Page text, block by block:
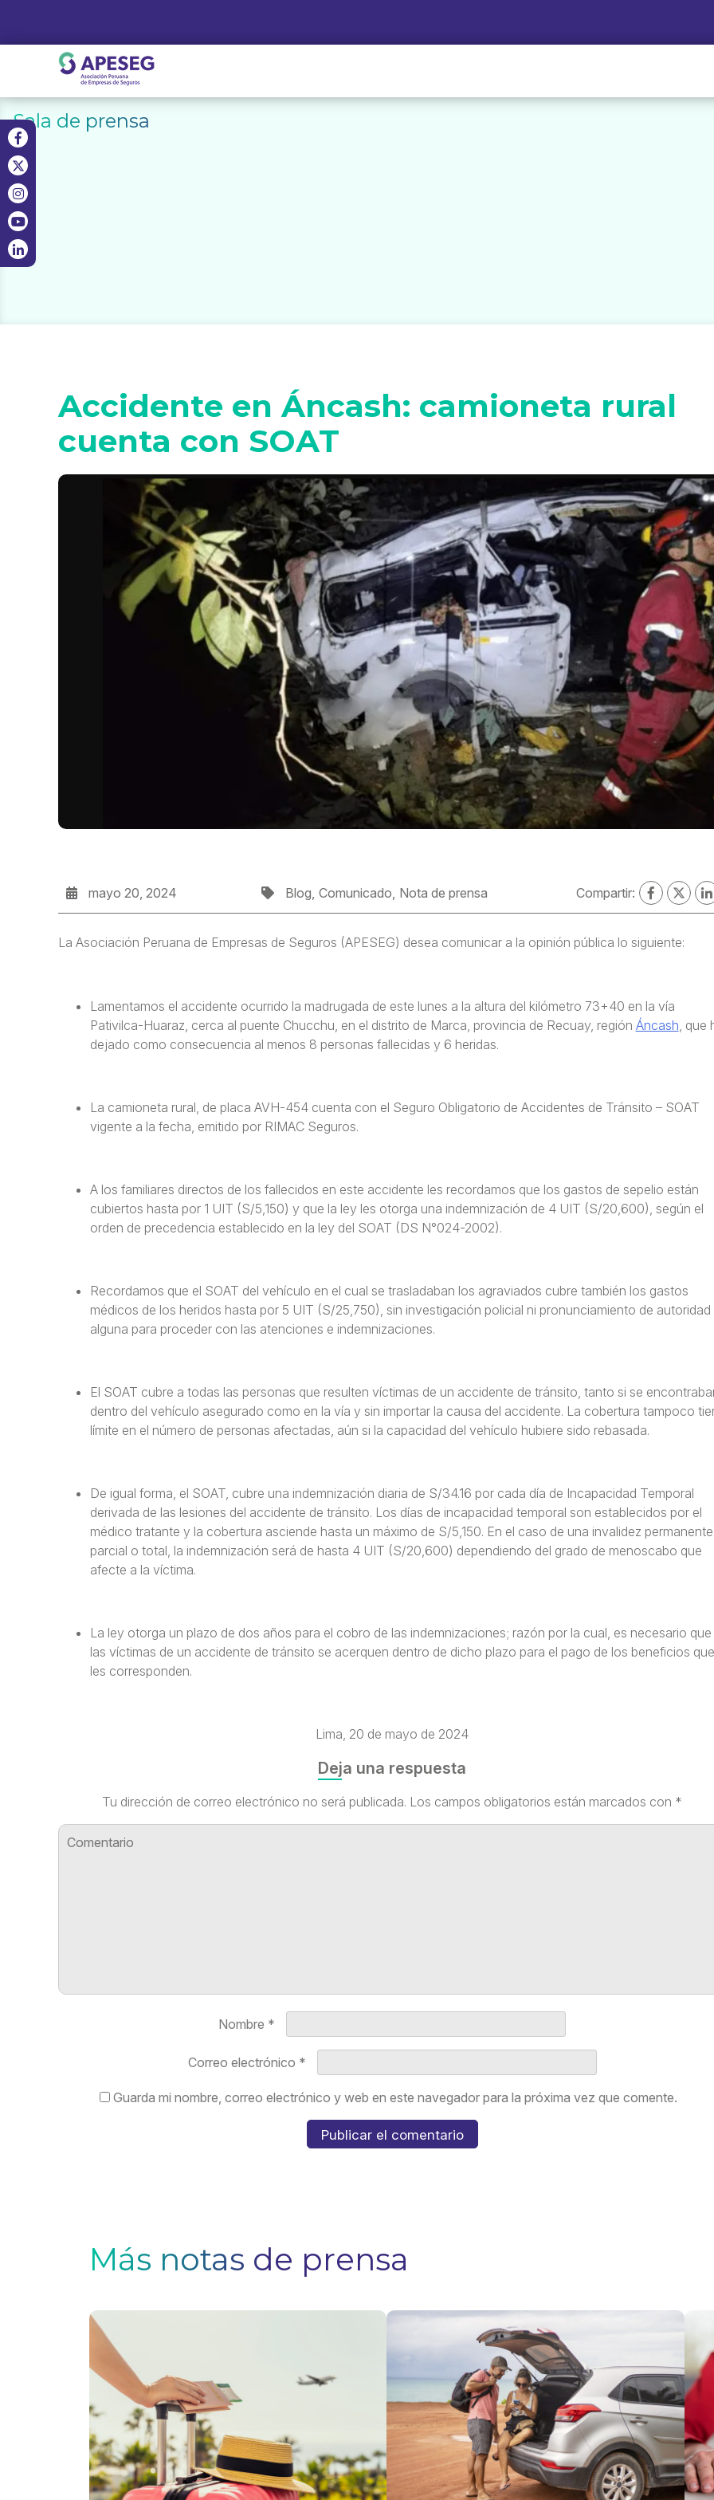
content
APESEG
Sala de prensa
Accidente en Áncash: camioneta rural
cuenta con SOAT
mayo 20, 2024 Blog Comunicado Nota de prensa Compartir:
La Asociación Peruana de Empresas de Seguros (APESEG) desea comunicar a la opinión pública lo siguiente:
Lamentamos el accidente ocurrido la madrugada de este lunes a la altura del kilómetro 73+40 en la vía
Pativilca-Huaraz, cerca al puente Chucchu, en el distrito de Marca, provincia de Recuay, región Áncash, que
dejado como consecuencia al menos 8 personas fallecidas y 6 heridas.
La camioneta rural, de placa AVH-454 cuenta con el Seguro Obligatorio de Accidentes de Tránsito – SOAT
vigente a la fecha, emitido por RIMAC Seguros.
A los familiares directos de los fallecidos en este accidente les recordamos que los gastos de sepelio están
cubiertos hasta por 1 UIT (S/5,150) y que la ley les otorga una indemnización de 4 UIT (S/20,600), según el
orden de precedencia establecido en la ley del SOAT (DS N°024-2002).
Recordamos que el SOAT del vehículo en el cual se trasladaban los agraviados cubre también los gastos
médicos de los heridos hasta por 5 UIT (S/25,750), sin investigación policial ni pronunciamiento de autoridad
alguna para proceder con las atenciones e indemnizaciones.
El SOAT cubre a todas las personas que resulten víctimas de un accidente de tránsito, tanto si se
dentro del vehículo asegurado como en la vía y sin importar la causa del accidente. La cobertura tampoco
límite en el número de personas afectadas, aún si la capacidad del vehículo hubiere sido rebasada.
De igual forma, el SOAT, cubre una indemnización diaria de S/34.16 por cada día de Incapacidad Temporal
derivada de las lesiones del accidente de tránsito. Los días de incapacidad temporal son establecidos por el
médico tratante y la cobertura asciende hasta un máximo de S/5,150. En el caso de una invalidez permanente
parcial o total, la indemnización será de hasta 4 UIT (S/20,600) dependiendo del grado de menoscabo que
afecte a la víctima.
La ley otorga un plazo de dos años para el cobro de las indemnizaciones; razón por la cual, es necesario que
las víctimas de un accidente de tránsito se acerquen dentro de dicho plazo para el pago de los beneficios que
les corresponden.
Lima, 20 de mayo de 2024
Deja una respuesta
Tu dirección de correo electrónico no será publicada. Los campos obligatorios están marcados con *
Nombre *
Correo electrónico *
Guarda mi nombre, correo electrónico y web en este navegador para la próxima vez que comente.
Más notas de prensa
Viajes por
qué hacer
si
necesitas
seguro en
y
en